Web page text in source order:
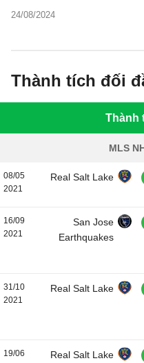
24/08/2024
kết quả, phân tích tỷ số trận
Thành tích đối
Thành
MLS
08/05
2021
Real Salt Lake
16/09
2021
San Jose
Earthquakes
31/10
2021
Real Salt Lake
19/06
Real Salt Lake